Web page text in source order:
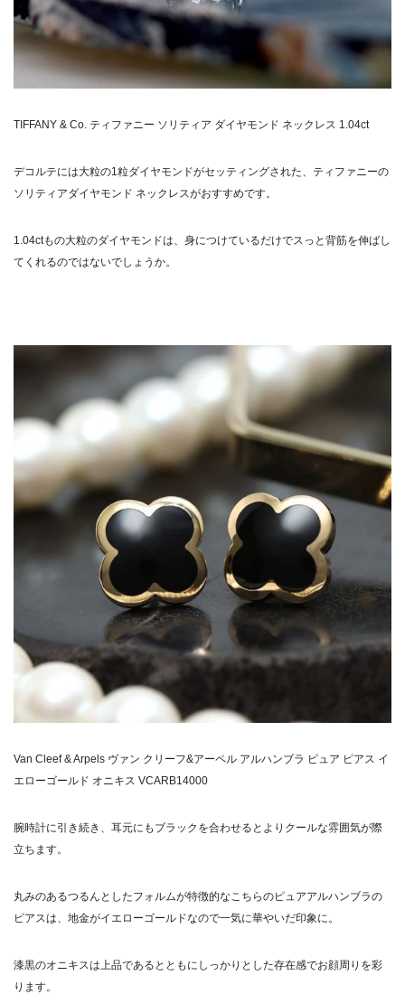
TIFFANY & Co. ティファニー ソリティア ダイヤモンド ネックレス 1.04ct
デコルテには大粒の1粒ダイヤモンドがセッティングされた、ティファニーの
ソリティアダイヤモンド ネックレスがおすすめです。
1.04ctもの大粒のダイヤモンドは、身につけているだけでスっと背筋を伸ばし
てくれるのではないでしょうか。
Van Cleef & Arpels ヴァン クリーフ&アーペル アルハンブラ ピュア ピアス イ
エローゴールド オニキス VCARB14000
腕時計に引き続き、耳元にもブラックを合わせるとよりクールな雰囲気が際
立ちます。
丸みのあるつるんとしたフォルムが特徴的なこちらのピュアアルハンブラの
ピアスは、地金がイエローゴールドなので一気に華やいだ印象に。
漆黒のオニキスは上品であるとともにしっかりとした存在感でお顔周りを彩
ります。